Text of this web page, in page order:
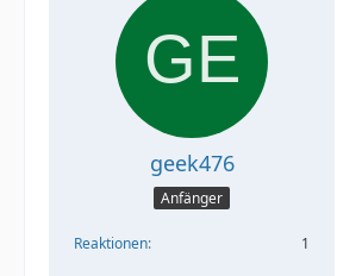
geek476
Anfänger
Reaktionen 1